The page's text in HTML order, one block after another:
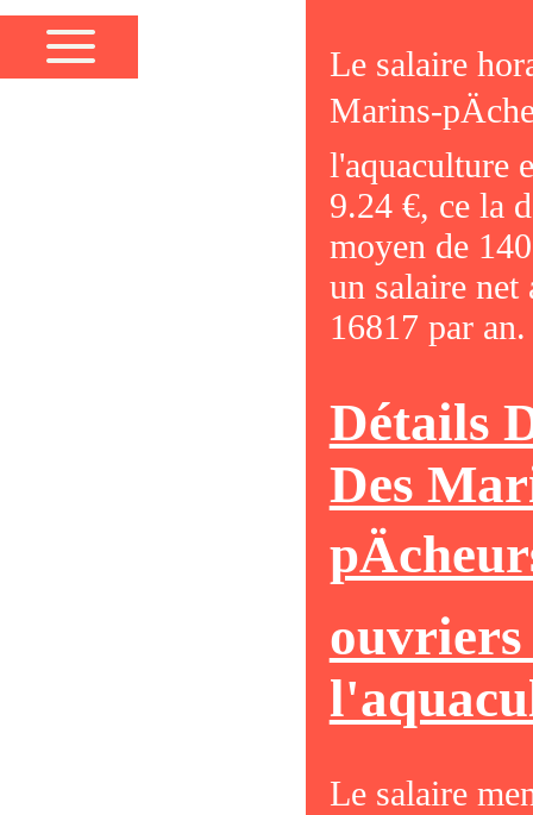
Le salaire
Marins-
l'aquaculture
9.24 €, ce la
moyen de
un salaire net
16817 par an.
Détails
Des
ouvriers
Le salaire